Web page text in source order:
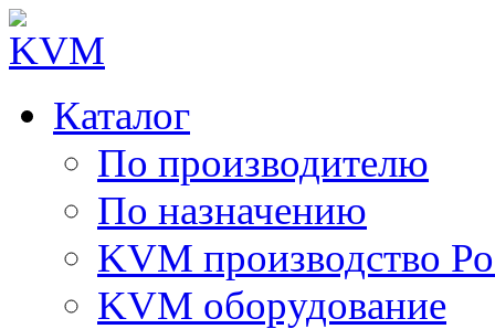
Каталог
По производителю
По назначению
KVM производство
KVM оборудование